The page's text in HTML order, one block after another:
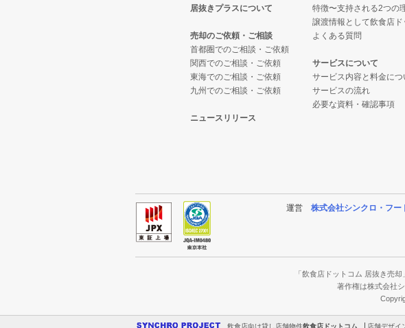
居抜きプラスについて
売却のご依頼・ご相談
首都圏でのご相談・ご依頼
関西でのご相談・ご依頼
東海でのご相談・ご依頼
九州でのご相談・ご依頼
ニュースリリース
特徴〜支持される2つの
譲渡情報として飲食店
よくある質問
サービスについて
サービス内容と料金につ
サービスの流れ
必要な資料・確認事項
運営 株式会社シンクロ・フー
「飲食店ドットコム 居抜き売
著作権は株式会社